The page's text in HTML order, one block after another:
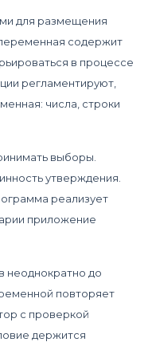
для размещения
содержит
в процессе
регламентируют,
числа, строки
выборы.
утверждения.
реализует
приложение
неоднократно до
повторяет
с проверкой
держится